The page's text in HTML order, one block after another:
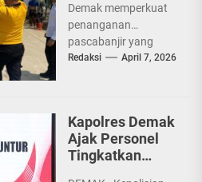
Demak memperkuat
penanganan
pascabanjir yang
dipicu jebolnya
08.00 WIB....
Redaksi April 7, 2026
Kapolres Demak
Ajak Personel
Tingkatkan